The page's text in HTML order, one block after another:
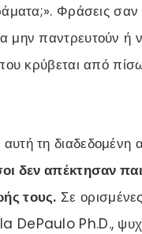
Φράσεις σαν
μην παντρευτούν ή
που κρύβεται από
τη διαδεδομένη
δεν απέκτησαν
τους. Σε
DePaulo Ph.D.,